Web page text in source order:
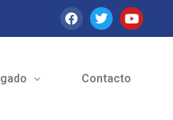
Contacto